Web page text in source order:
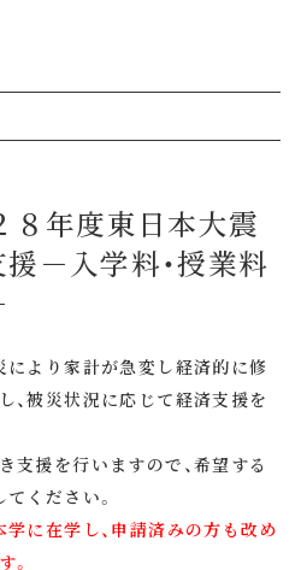
８年度東日本大震
－入学料・授業料
により家計が急変し経済的に修
、被災状況に応じて経済支援を
援を行いますので、希望する
ください。
学に在学し、申請済みの方も改め
。